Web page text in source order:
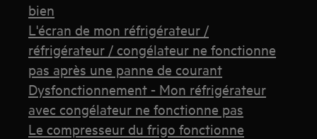
bien
L'écran de mon réfrigérateur /
réfrigérateur / congélateur ne fonctionne
pas après une panne de courant
Dysfonctionnement - Mon réfrigérateur
avec congélateur ne fonctionne pas
Le compresseur du frigo fonctionne